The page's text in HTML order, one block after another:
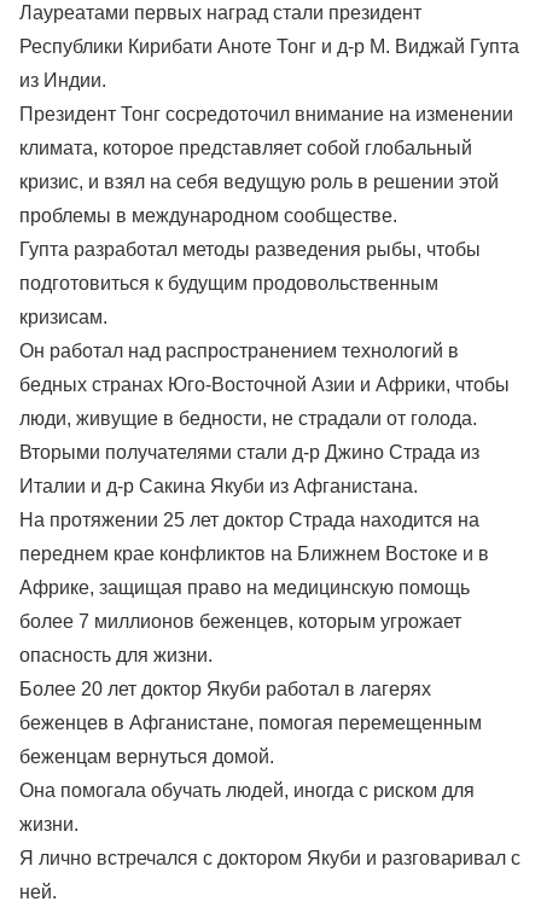
Лауреатами первых наград стали президент
Республики Кирибати Аноте Тонг и д-р М. Виджай Гупта
из Индии.
Президент Тонг сосредоточил внимание на изменении
климата, которое представляет собой глобальный
кризис, и взял на себя ведущую роль в решении этой
проблемы в международном сообществе.
Гупта разработал методы разведения рыбы, чтобы
подготовиться к будущим продовольственным
кризисам.
Он работал над распространением технологий в
бедных странах Юго-Восточной Азии и Африки, чтобы
люди, живущие в бедности, не страдали от голода.
Вторыми получателями стали д-р Джино Страда из
Италии и д-р Сакина Якуби из Афганистана.
На протяжении 25 лет доктор Страда находится на
переднем крае конфликтов на Ближнем Востоке и в
Африке, защищая право на медицинскую помощь
более 7 миллионов беженцев, которым угрожает
опасность для жизни.
Более 20 лет доктор Якуби работал в лагерях
беженцев в Афганистане, помогая перемещенным
беженцам вернуться домой.
Она помогала обучать людей, иногда с риском для
жизни.
Я лично встречался с доктором Якуби и разговаривал с
ней.